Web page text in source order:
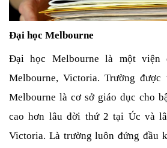
Đại học Melbourne
Đại học Melbourne là một
Melbourne, Victoria. Trường được
Melbourne là cơ sở giáo dục cho
cao hơn lâu đời thứ 2 tại Úc và
Victoria. Là trường luôn đứng đầu